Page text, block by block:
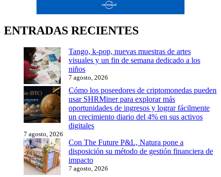
ENTRADAS RECIENTES
Tango, k-pop, nuevas muestras de artes
visuales y un fin de semana dedicado a los
niños
7 agosto, 2026
Cómo los poseedores de criptomonedas pueden
usar SHRMiner para explorar más
oportunidades de ingresos y lograr fácilmente
un crecimiento diario del 4% en sus activos
digitales
7 agosto, 2026
Con The Future P&L, Natura pone a
disposición su método de gestión financiera de
impacto
7 agosto, 2026